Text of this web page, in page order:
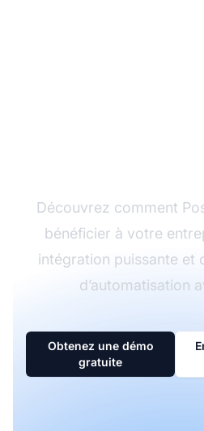
Découvrez comment
bénéficier à votre
intégration puissante et
d’automatisation
Obtenez une démo
gratuite